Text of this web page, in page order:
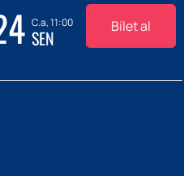
C.a, 11:00
SEN Bilet al